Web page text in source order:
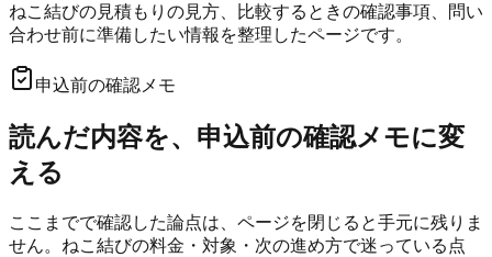
ねこ結びの見積もりの見方、比較するときの確認事項、問い
合わせ前に準備したい情報を整理したページです。
申込前の確認メモ
読んだ内容を、申込前の確認メモに変
える
ここまでで確認した論点は、ページを閉じると手元に残りま
せん。 ねこ結びの料金・対象・次の進め方で迷っている点